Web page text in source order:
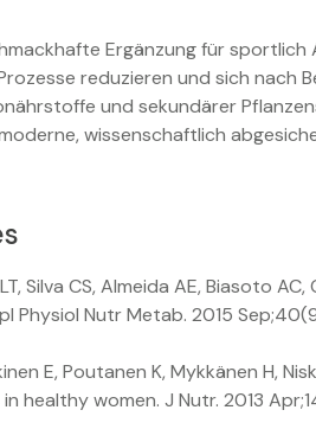
Ergänzung für
reduzieren und sich nach
und sekundärer
wissenschaftlich
Silva CS, Almeida AE, Biasoto
Physiol Nutr Metab. 2015
E, Poutanen K, Mykkänen H,
women. J Nutr. 2013